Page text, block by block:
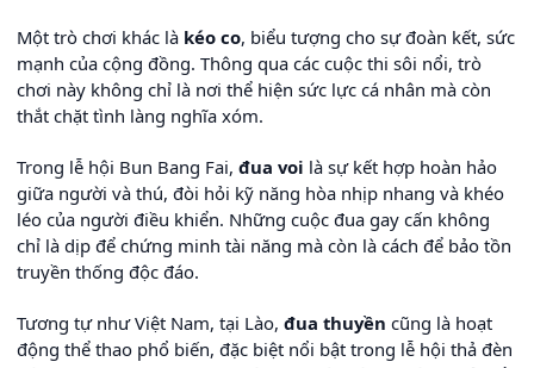
Một trò chơi khác là kéo co, biểu tượng cho sự đoàn kết, sức
mạnh của cộng đồng. Thông qua các cuộc thi sôi nổi, trò
chơi này không chỉ là nơi thể hiện sức lực cá nhân mà còn
thắt chặt tình làng nghĩa xóm.
Trong lễ hội Bun Bang Fai, đua voi là sự kết hợp hoàn hảo
giữa người và thú, đòi hỏi kỹ năng hòa nhịp nhang và khéo
léo của người điều khiển. Những cuộc đua gay cấn không
chỉ là dịp để chứng minh tài năng mà còn là cách để bảo tồn
truyền thống độc đáo.
Tương tự như Việt Nam, tại Lào, đua thuyền cũng là hoạt
động thể thao phổ biến, đặc biệt nổi bật trong lễ hội thả đèn